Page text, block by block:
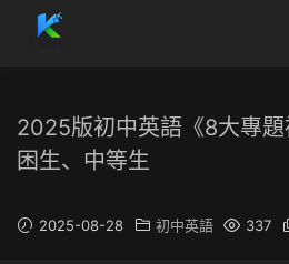
2025版初中英語《8大專
困生、中等生
2025-08-28 初中英語 337